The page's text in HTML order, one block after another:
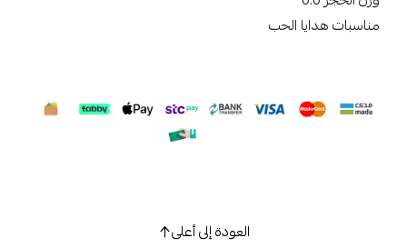
مناسبات هدايا الحب
العودة إلى أعلى